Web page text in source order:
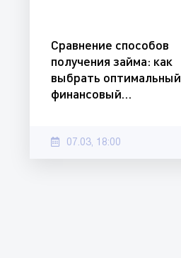
Сравнение способов
получения займа: как
выбрать оптимальный
финансовый…
07.03, 18:00